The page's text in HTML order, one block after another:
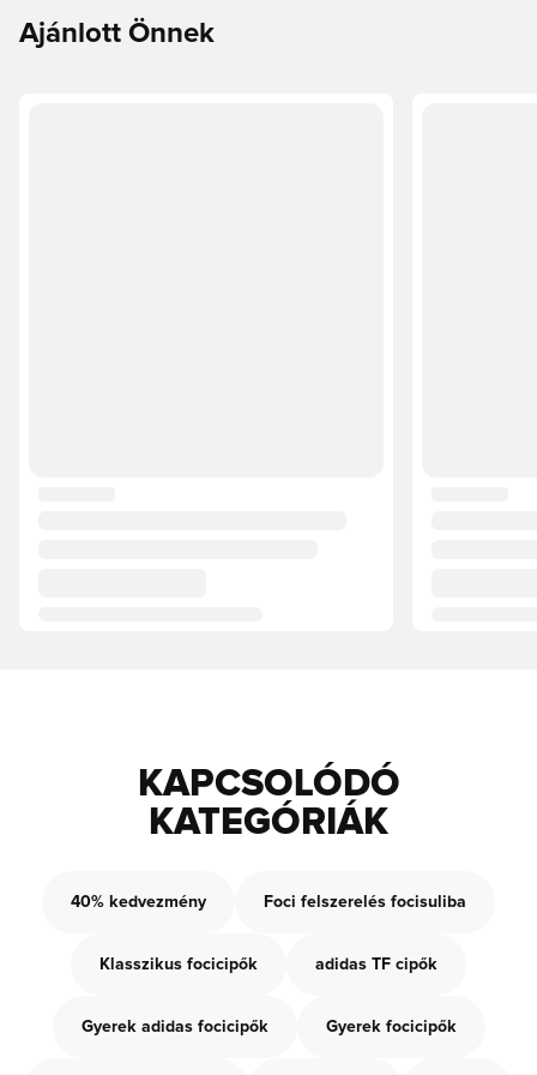
Ajánlott Önnek
KAPCSOLÓDÓ
KATEGÓRIÁK
40% kedvezmény Foci felszerelés focisuliba
Klasszikus focicipők adidas TF cipők
Gyerek adidas focicipők Gyerek focicipők